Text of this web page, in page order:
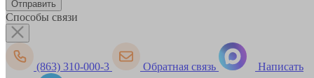
Способы связи
(863) 310-000-3 Обратная связь Написать